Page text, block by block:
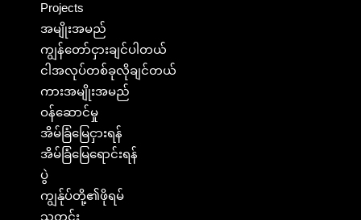
Projects
အမျိုးအမည်
ကျွန်တော်ငှားချင်ပါတယ်
ငါအလုပ်တစ်ခုလိုချင်တယ်
ကားအမျိုးအမည်
ဝန်ဆောင်မှု
အိမ်ခြံမြေငှားရန်
အိမ်ခြံမြေရောင်းရန်
ပွဲ
ကျွန်ုပ်တို့၏ဖိုရမ်
သတင်း